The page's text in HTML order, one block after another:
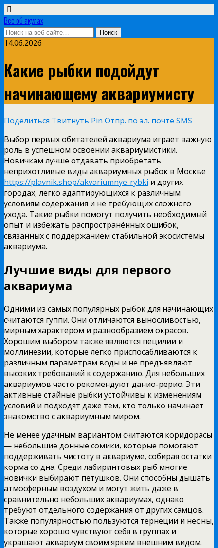
Все об акулах
14.06.2026
Какие рыбки подойдут
начинающему аквариумисту
Поделиться Твитнуть Pin Отпр. по эл. почте SMS
Выбор первых обитателей аквариума играет важную
роль в успешном освоении аквариумистики.
Новичкам лучше отдавать приобретать
неприхотливые виды аквариумных рыбок в Москве
https://plavnik.shop/akvariumnye-rybki и других
городах, легко адаптирующихся к различным
условиям содержания и не требующих сложного
ухода. Такие рыбки помогут получить необходимый
опыт и избежать распространённых ошибок,
связанных с поддержанием стабильной экосистемы
аквариума.
Лучшие виды для первого
аквариума
Одними из самых популярных рыбок для начинающих
считаются гуппи. Они отличаются выносливостью,
мирным характером и разнообразием окрасов.
Хорошим выбором также являются пецилии и
моллинезии, которые легко приспосабливаются к
различным параметрам воды и не предъявляют
высоких требований к содержанию. Для небольших
аквариумов часто рекомендуют данио-рерио. Эти
активные стайные рыбки устойчивы к изменениям
условий и подходят даже тем, кто только начинает
знакомство с аквариумным миром.
Не менее удачным вариантом считаются коридорасы
— небольшие донные сомики, которые помогают
поддерживать чистоту в аквариуме, собирая остатки
корма со дна. Среди лабиринтовых рыб многие
новички выбирают петушков. Они способны дышать
атмосферным воздухом и могут жить даже в
сравнительно небольших аквариумах, однако
требуют отдельного содержания от других самцов.
Также популярностью пользуются тернеции и неоны,
которые хорошо чувствуют себя в группах и
украшают аквариум своим ярким внешним видом.